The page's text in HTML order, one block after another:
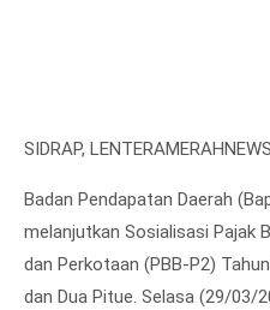
SIDRAP,
Badan Pendapatan Daerah
melanjutkan Sosialisasi Pajak
dan Perkotaan (PBB-P2)
dan Dua Pitue. Selasa (29/03/